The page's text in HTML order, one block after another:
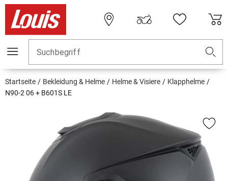
Suchbegriff
Startseite Bekleidung & Helme Helme & Visiere
Klapphelme
N90-2 06 + B601S LE